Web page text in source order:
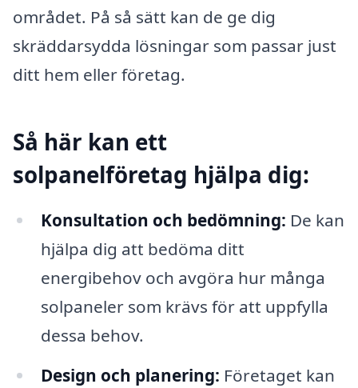
området. På så sätt kan de ge dig
skräddarsydda lösningar som passar just
ditt hem eller företag.
Så här kan ett
solpanelföretag hjälpa dig:
Konsultation och bedömning: De kan
hjälpa dig att bedöma ditt
energibehov och avgöra hur många
solpaneler som krävs för att uppfylla
dessa behov.
Design och planering: Företaget kan